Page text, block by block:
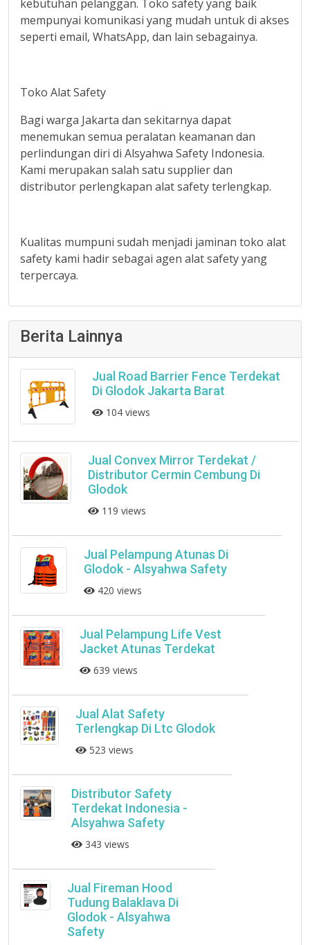
kebutuhan pelanggan. Toko safety yang baik
mempunyai komunikasi yang mudah untuk di akses
seperti email, WhatsApp, dan lain sebagainya.
Toko Alat Safety
Bagi warga Jakarta dan sekitarnya dapat
menemukan semua peralatan keamanan dan
perlindungan diri di Alsyahwa Safety Indonesia.
Kami merupakan salah satu supplier dan
distributor perlengkapan alat safety terlengkap.
Kualitas mumpuni sudah menjadi jaminan toko alat
safety kami hadir sebagai agen alat safety yang
terpercaya.
Berita Lainnya
Jual Road Barrier Fence Terdekat
Di Glodok Jakarta Barat
104 views
Jual Convex Mirror Terdekat /
Distributor Cermin Cembung Di
Glodok
119 views
Jual Pelampung Atunas Di
Glodok - Alsyahwa Safety
420 views
Jual Pelampung Life Vest
Jacket Atunas Terdekat
639 views
Jual Alat Safety
Terlengkap Di Ltc Glodok
523 views
Distributor Safety
Terdekat Indonesia -
Alsyahwa Safety
343 views
Jual Fireman Hood
Tudung Balaklava Di
Glodok - Alsyahwa
Safety